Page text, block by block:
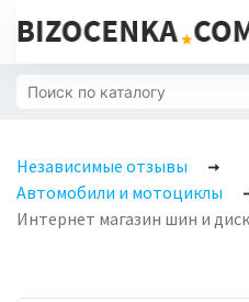
Независимые отзывы
Автомобили и мотоциклы
Интернет магазин шин и